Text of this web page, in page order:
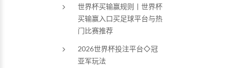
世界杯买输赢规则丨世界杯
买输赢入口买足球平台与热
门比赛推荐
2026世界杯投注平台◇冠
亚军玩法